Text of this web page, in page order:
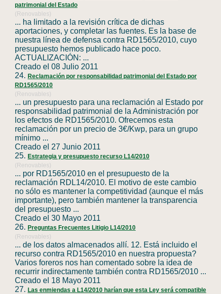
patrimonial del Estado
(Renovables)
... ha limitado a la revisión crítica de dichas
aportaciones, y completar las fuentes. Es la base de
nuestra línea de defensa contra RD1565/2010, cuyo
presupuesto hemos publicado hace poco.
ACTUALIZACIÓN: ...
Creado el 08 Julio 2011
24. Reclamación por responsabilidad patrimonial del Estado por
RD1565/2010
(Renovables)
... un presupuesto para una reclamación al Estado por
responsabilidad patrimonial de la Administración por
los efectos de RD1565/2010. Ofrecemos esta
reclamación por un precio de 3€/Kwp, para un grupo
mínimo ...
Creado el 27 Junio 2011
25. Estrategia y presupuesto recurso L14/2010
(Renovables)
... por RD1565/2010 en el presupuesto de la
reclamación RDL14/2010. El motivo de este cambio
no sólo es mantener la competitividad (aunque el más
importante), pero también mantener la transparencia
del presupuesto ...
Creado el 30 Mayo 2011
26. Preguntas Frecuentes Litigio L14/2010
(Renovables)
... de los datos almacenados allí. 12. Está incluido el
recurso contra RD1565/2010 en nuestra propuesta?
Varios foreros nos han comentado sobre la idea de
recurrir indirectamente también contra RD1565/2010 ...
Creado el 18 Mayo 2011
27. Las enmiendas a L14/2010 harían que esta Ley será compatible